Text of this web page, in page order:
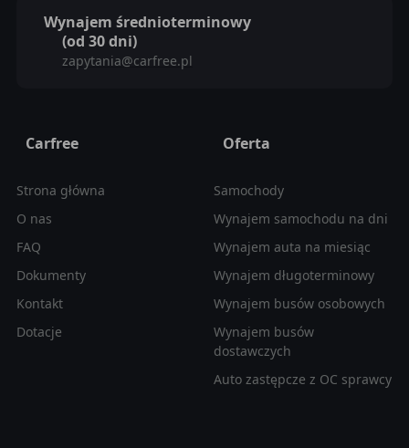
Wynajem średnioterminowy
(od 30 dni)
zapytania@carfree.pl
Carfree
Strona główna
O nas
FAQ
Dokumenty
Kontakt
Dotacje
Oferta
Samochody
Wynajem samochodu na dni
Wynajem auta na miesiąc
Wynajem długoterminowy
Wynajem busów osobowych
Wynajem busów
dostawczych
Auto zastępcze z OC sprawcy